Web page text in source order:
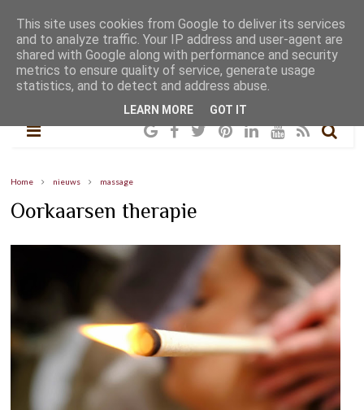
Home nieuws massage
Oorkaarsen therapie
This site uses cookies from Google to deliver its services
and to analyze traffic. Your IP address and user-agent are
shared with Google along with performance and security
metrics to ensure quality of service, generate usage
statistics, and to detect and address abuse.
LEARN MORE GOT IT